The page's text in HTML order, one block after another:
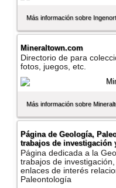
Más información sobre
Mineraltown.com
Directorio de para
fotos, juegos, etc.
Más información sobre
Página de Geologí­a,
trabajos de
Página dedicada a la
trabajos de
enlaces de interés
Paleontologí­a